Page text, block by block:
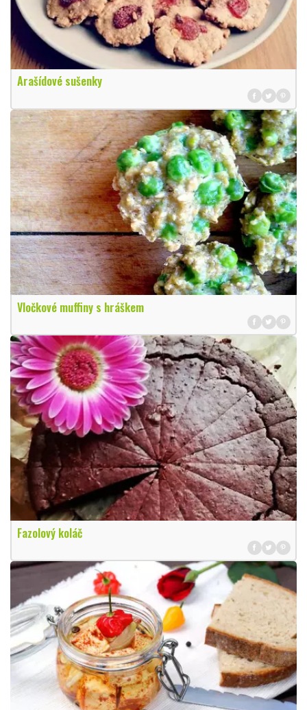
Arašídové sušenky
Vločkové muffiny s hráškem
Fazolový koláč